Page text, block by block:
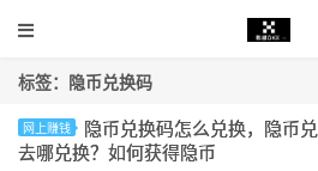
标签：隐币兑换码
网上赚钱
隐币兑换码怎么兑换，隐币
去哪兑换？如何获得隐币